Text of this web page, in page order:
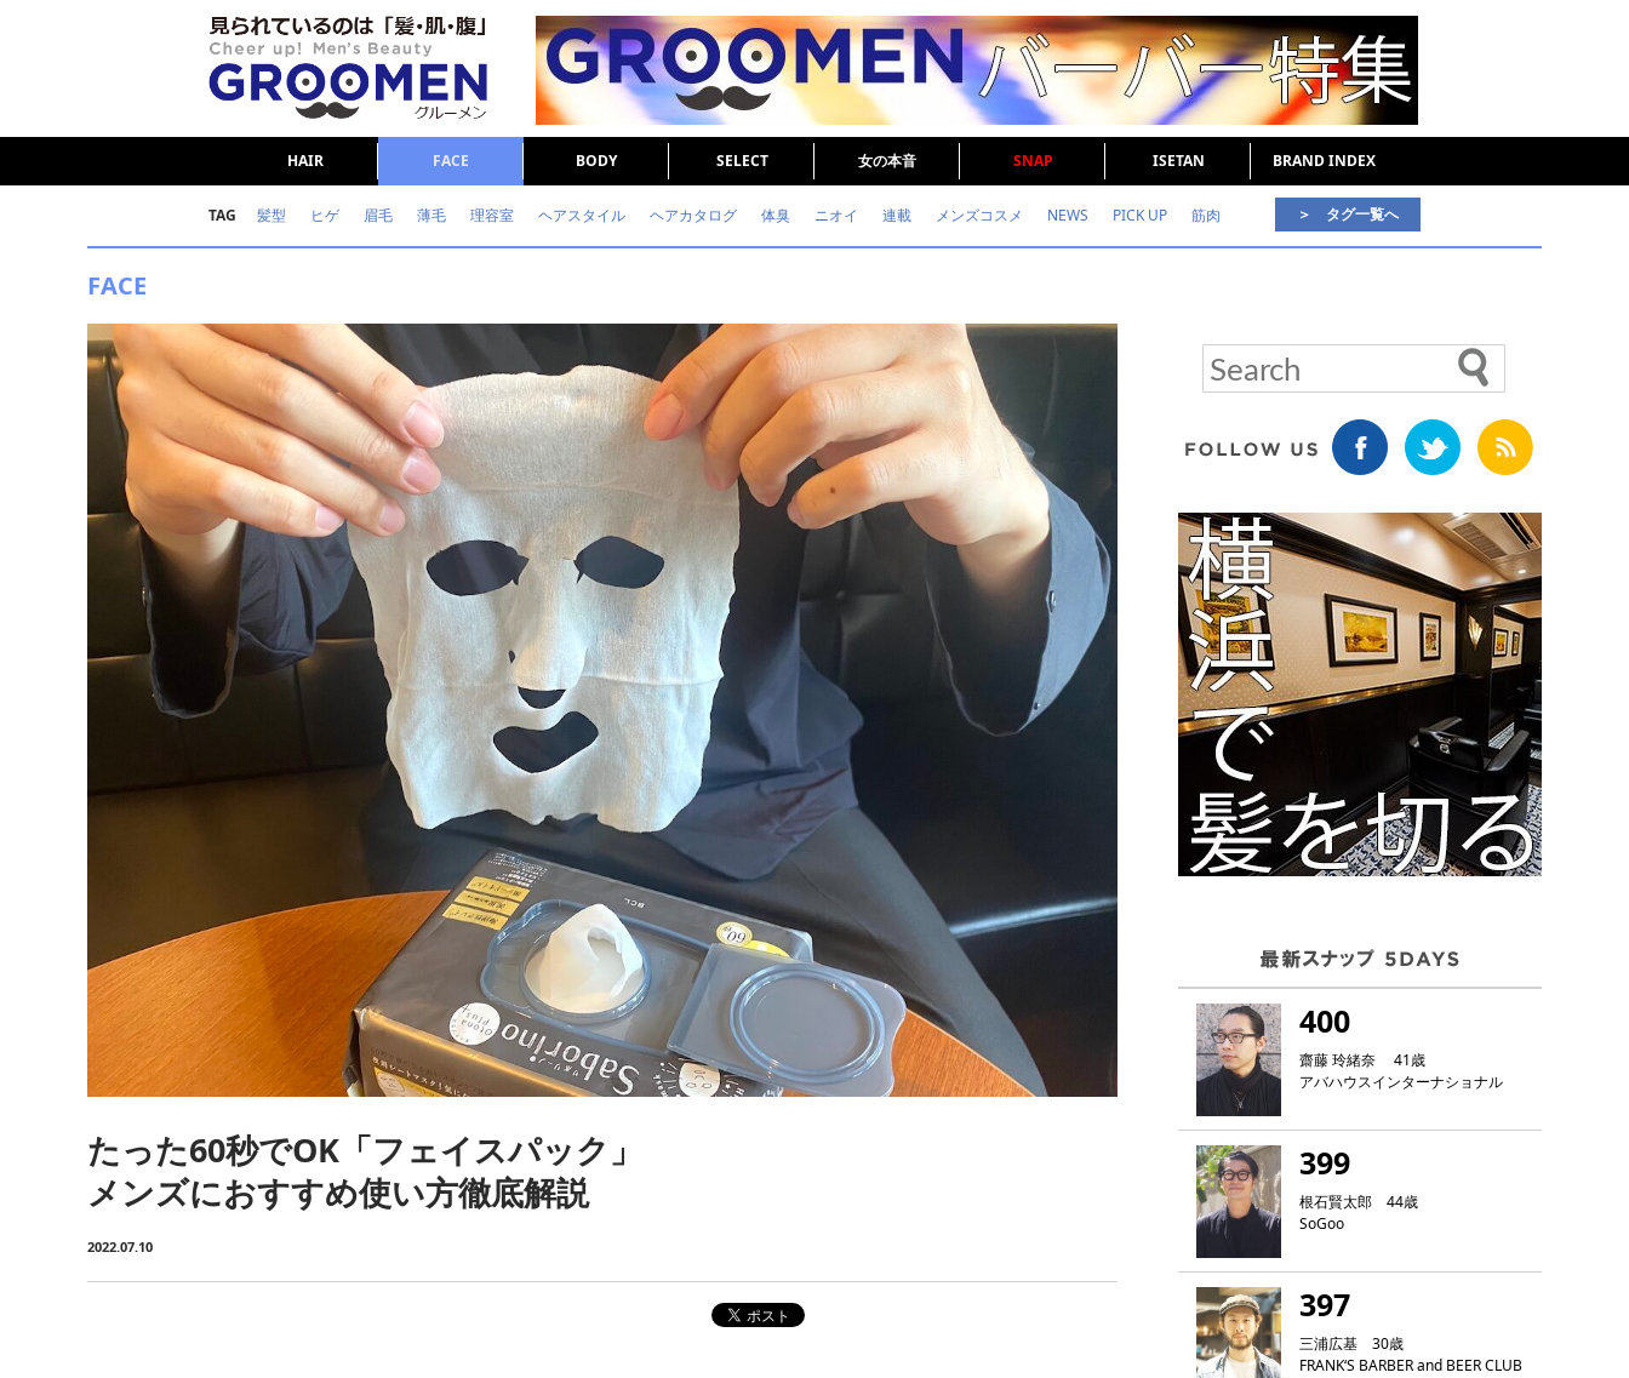
HAIR FACE BODY SELECT 女の本音 SNAP ISETAN BRAND INDEX
TAG 髪型 ヒゲ 眉毛 薄毛 理容室 ヘアスタイル ヘアカタログ 体臭 ニオイ 連載 メンズコスメ NEWS PICK UP 筋肉
ダイエット 理容室
＞ タグ一覧へ
FACE
たった60秒でOK「フェイスパック」
メンズにおすすめ使い方徹底解説
2022.07.10
400
齋藤 玲緒奈 41歳
アバハウスインターナショナル
399
根石賢太郎 44歳
SoGoo
397
三浦広基 30歳
FRANK‘S BARBER and BEER CLUB